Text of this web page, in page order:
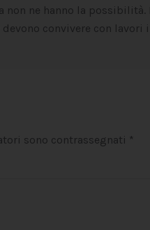
ne hanno la
convivere con
sono contrassegnati *